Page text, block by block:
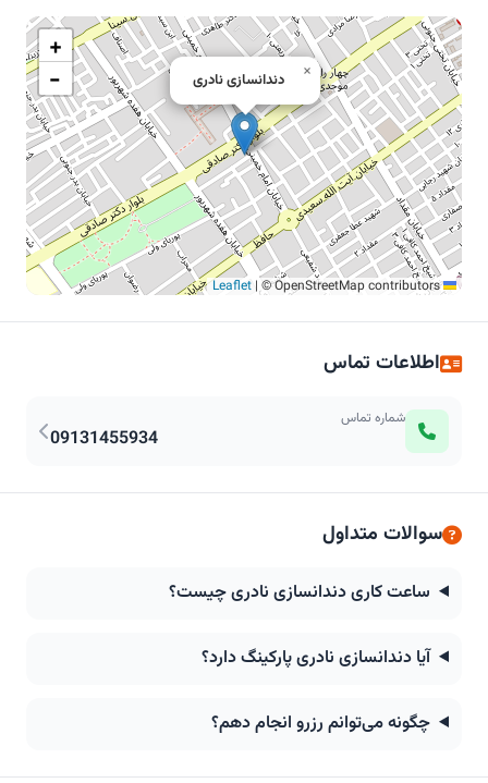
دندانسازی نادری ×
+
−
Leaflet
|© OpenStreetMap contributors
اطلاعات تماس
شماره تماس
09131455934
سوالات متداول
ساعت کاری دندانسازی نادری چیست؟
آیا دندانسازی نادری پارکینگ دارد؟
چگونه می‌توانم رزرو انجام دهم؟